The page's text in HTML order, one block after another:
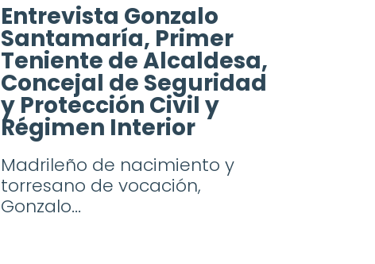
Entrevista Gonzalo
Santamaría, Primer
Teniente de Alcaldesa,
Concejal de Seguridad
y Protección Civil y
Régimen Interior
Madrileño de nacimiento y
torresano de vocación,
Gonzalo...